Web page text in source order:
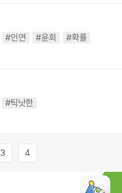
#인연 #윤회 #확률
#틱낫한
3 4